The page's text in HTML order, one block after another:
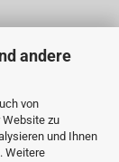
andere
von
zu
und Ihnen
Weitere